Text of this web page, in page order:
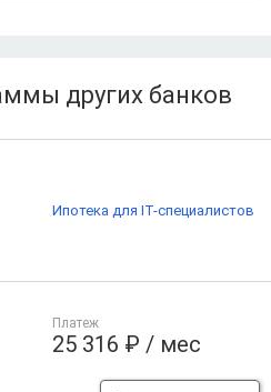
других банков
Платеж
25 316 ₽ / мес
Ипотека для IT-специалистов